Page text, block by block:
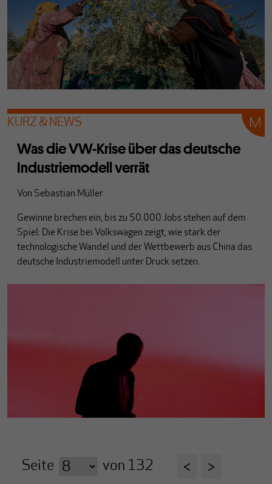
KURZ & NEWS
Was die VW-Krise über das deutsche
Industriemodell verrät
Von Sebastian Müller
Gewinne brechen ein, bis zu 50.000 Jobs stehen auf dem
Spiel: Die Krise bei Volkswagen zeigt, wie stark der
technologische Wandel und der Wettbewerb aus China das
deutsche Industriemodell unter Druck setzen.
Seite von 132 < >